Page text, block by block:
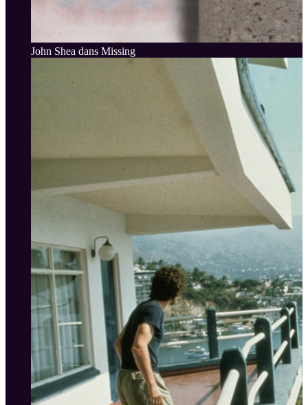
John Shea dans Missing